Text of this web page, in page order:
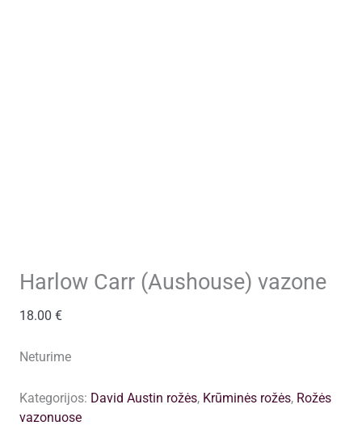
Harlow Carr (Aushouse) vazone
18.00 €
Neturime
Kategorijos: David Austin rožės, Krūminės rožės, Rožės
vazonuose